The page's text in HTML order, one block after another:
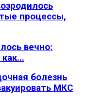
процессы,
вечно:
болезнь
МКС